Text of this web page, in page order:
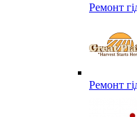
Ремонт
Ремонт